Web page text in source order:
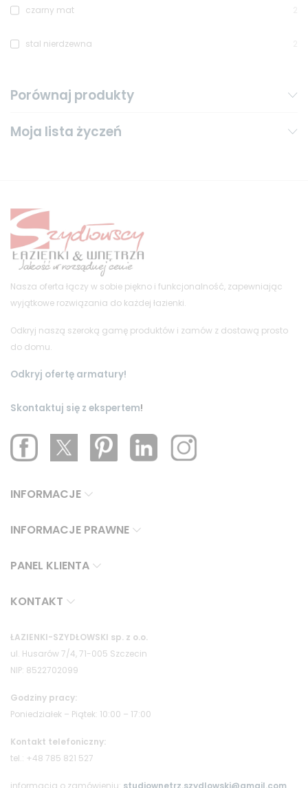
czarny mat
stal nierdzewna
Porównaj produkty
Moja lista życzeń
Nasza oferta łączy w sobie piękno i funkcjonalność, zapewniając
wyjątkowe rozwiązania do każdej łazienki.
Odkryj naszą szeroką gamę produktów i zamów z dostawą prosto
do domu.
Odkryj ofertę armatury!
Skontaktuj się z ekspertem!
INFORMACJE
INFORMACJE PRAWNE
PANEL KLIENTA
KONTAKT
ŁAZIENKI-SZYDŁOWSKI sp. z o.o.
ul. Husarów 7/4, 71-005 Szczecin
NIP: 8522702099
Godziny pracy:
Poniedziałek – Piątek: 10:00 – 17:00
Kontakt telefoniczny:
tel.: +48 785 821 527